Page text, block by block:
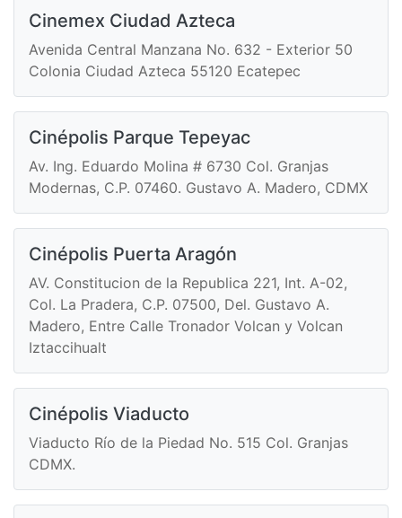
Cinemex Ciudad Azteca
Avenida Central Manzana No. 632 - Exterior 50
Colonia Ciudad Azteca 55120 Ecatepec
Cinépolis Parque Tepeyac
Av. Ing. Eduardo Molina # 6730 Col. Granjas
Modernas, C.P. 07460. Gustavo A. Madero, CDMX
Cinépolis Puerta Aragón
AV. Constitucion de la Republica 221, Int. A-02,
Col. La Pradera, C.P. 07500, Del. Gustavo A.
Madero, Entre Calle Tronador Volcan y Volcan
Iztaccihualt
Cinépolis Viaducto
Viaducto Río de la Piedad No. 515 Col. Granjas
CDMX.